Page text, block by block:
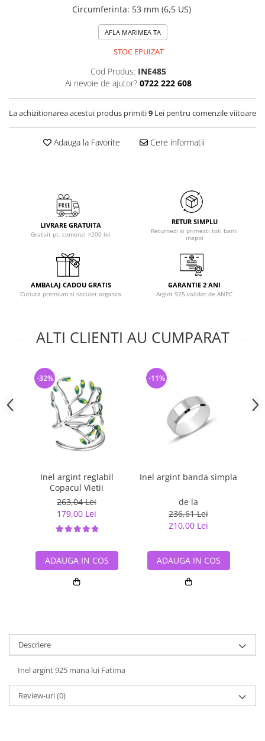
Circumferinta: 53 mm (6,5 US)
AFLA MARIMEA TA
STOC EPUIZAT
Cod Produs: INE485
Ai nevoie de ajutor? 0722 222 608
La achizitionarea acestui produs primiti9 Lei pentru comenzile viitoare
Adauga la Favorite Cere informatii
LIVRARE GRATUITA
Gratuit pt. comenzi >200 lei
RETUR SIMPLU
Returnezi si primesti toti banii
inapoi
AMBALAJ CADOU GRATIS
Cutiuta premium si saculet organza
GARANTIE 2 ANI
Argint 925 validat de ANPC
ALTI CLIENTI AU CUMPARAT
Inel argint reglabil
Copacul Vietii
263,04 Lei
179,00 Lei
-32%
ADAUGA IN COS
Inel argint banda simpla
de la
236,61 Lei
210,00 Lei
-11%
ADAUGA IN COS
Descriere
Inel argint 925 mana lui Fatima
Review-uri(0)